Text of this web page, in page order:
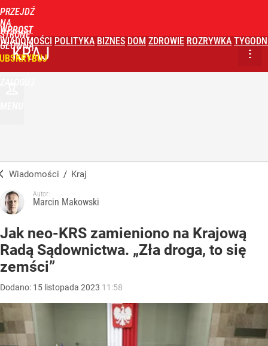
PRZEJDŹ
NA
STRONĘ
GŁÓWNĄ
WPROST
WIADOMOŚCI POLITYKA BIZNES DOM ZDROWIE ROZRYWKA
KRAJ
Wiadomości / Kraj
Autor:
Marcin Makowski
Jak neo-KRS zamieniono na Krajową
Radą Sądownictwa. „Zła droga, to się
zemści”
Dodano: 15 listopada 2023 11:58